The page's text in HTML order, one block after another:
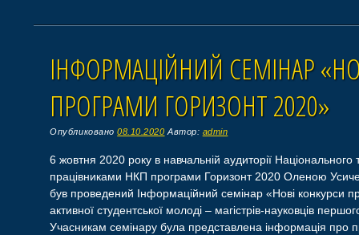
ІНФОРМАЦІЙНИЙ СЕМІНАР
ПРОГРАМИ ГОРИЗОНТ 2020»
Опубликовано08.10.2020 Автор: admin
6 жовтня 2020 року в навчальній аудиторії Національного
працівниками НКП програми Горизонт 2020 Оленою
був проведений Інформаційний семінар «Нові конкурси
активної студентської молоді – магістрів-науковців
Учасникам семінару була представлена інформація про